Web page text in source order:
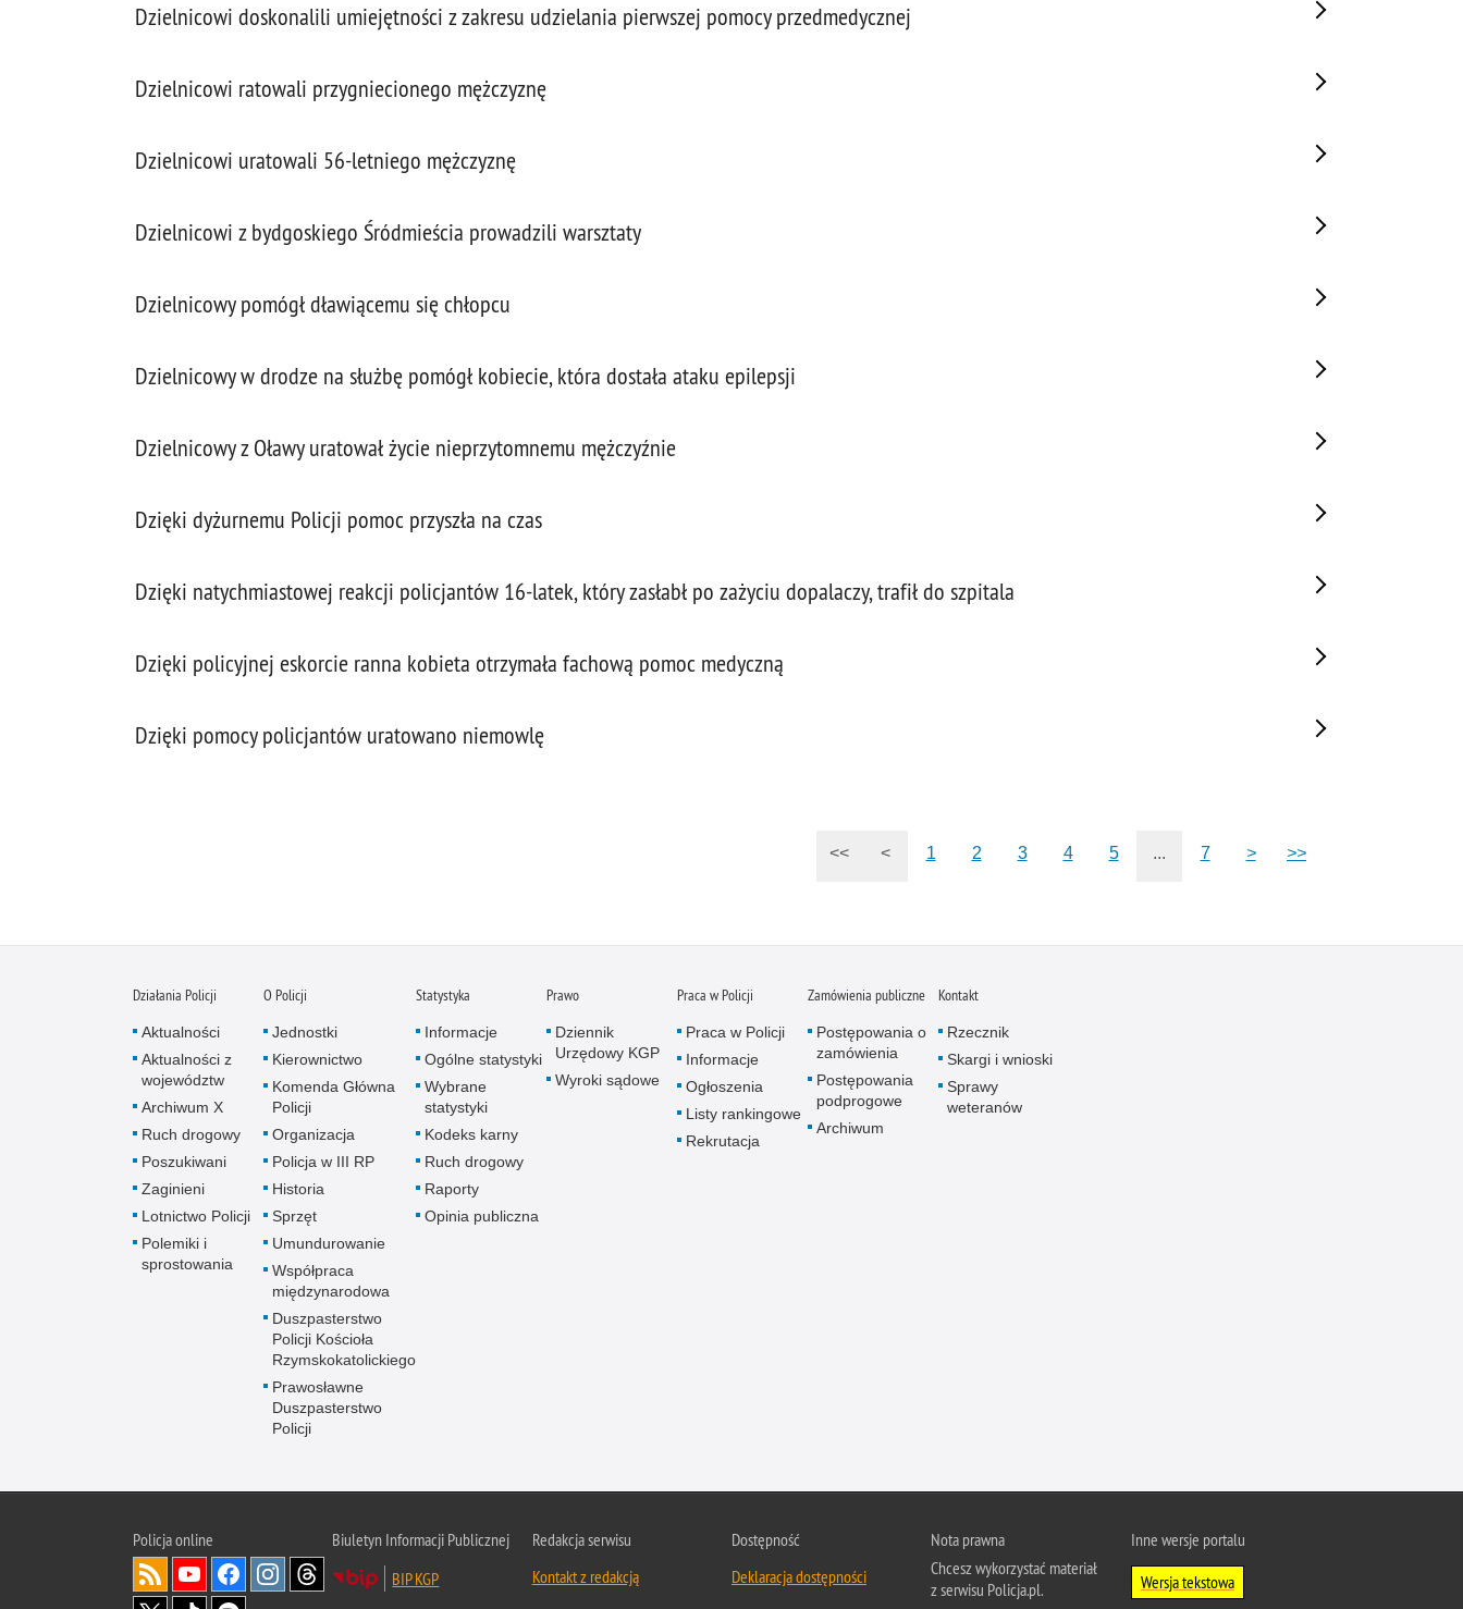
Dzielnicowi doskonalili umiejętności z zakresu udzielania pierwszej pomocy przedmedycznej
Dzielnicowi ratowali przygniecionego mężczyznę
Dzielnicowi uratowali 56-letniego mężczyznę
Dzielnicowi z bydgoskiego Śródmieścia prowadzili warsztaty
Dzielnicowy pomógł dławiącemu się chłopcu
Dzielnicowy w drodze na służbę pomógł kobiecie, która dostała ataku epilepsji
Dzielnicowy z Oławy uratował życie nieprzytomnemu mężczyźnie
Dzięki dyżurnemu Policji pomoc przyszła na czas
Dzięki natychmiastowej reakcji policjantów 16-latek, który zasłabł po zażyciu dopalaczy, trafił do szpitala
Dzięki policyjnej eskorcie ranna kobieta otrzymała fachową pomoc medyczną
Dzięki pomocy policjantów uratowano niemowlę
<< < 1 2 3 4 5 ... 7 > >>
Działania Policji
Aktualności
Aktualności z
województw
Archiwum X
Ruch drogowy
Poszukiwani
Zaginieni
Lotnictwo Policji
Polemiki i
sprostowania
O Policji
Jednostki
Kierownictwo
Komenda Główna
Policji
Organizacja
Policja w III RP
Historia
Sprzęt
Umundurowanie
Współpraca
międzynarodowa
Duszpasterstwo
Policji Kościoła
Rzymskokatolickiego
Prawosławne
Duszpasterstwo
Policji
Statystyka
Informacje
Ogólne statystyki
Wybrane
statystyki
Kodeks karny
Ruch drogowy
Raporty
Opinia publiczna
Prawo
Dziennik
Urzędowy KGP
Wyroki sądowe
Praca w Policji
Praca w Policji
Informacje
Ogłoszenia
Listy rankingowe
Rekrutacja
Zamówienia publiczne
Postępowania o
zamówienia
Postępowania
podprogowe
Archiwum
Kontakt
Rzecznik
Skargi i wnioski
Sprawy
weteranów
Policjaonline
Biuletyn Informacji Publicznej
BIP KGP
Redakcja serwisu
Kontakt z redakcją
Dostępność
Deklaracja dostępności
Nota prawna
Chcesz wykorzystać materiał
z serwisu Policja.pl.
Inne wersje portalu
Wersja tekstowa